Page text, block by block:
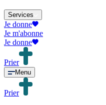
Services
Je donne
Je m'abonne
Je donne
Prier
Menu
Prier